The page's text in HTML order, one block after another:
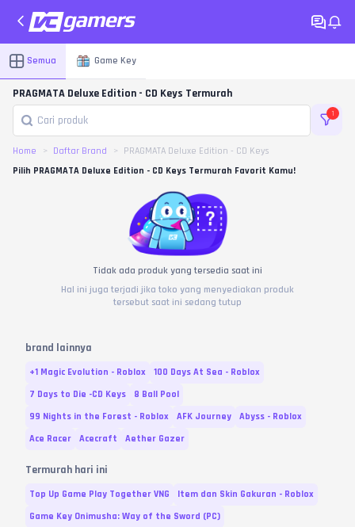
Semua Game Key
PRAGMATA Deluxe Edition - CD Keys Termurah
1
Home Daftar Brand
PRAGMATA Deluxe Edition - CD Keys
Pilih PRAGMATA Deluxe Edition - CD Keys Termurah Favorit Kamu!
Tidak ada produk yang tersedia saat ini
Hal ini juga terjadi jika toko yang menyediakan produk
tersebut saat ini sedang tutup
brand lainnya
+1 Magic Evolution - Roblox
100 Days At Sea - Roblox
7 Days to Die -CD Keys
8 Ball Pool
99 Nights in the Forest - Roblox
AFK Journey
Abyss - Roblox
Ace Racer
Acecraft Aether Gazer
Termurah hari ini
Top Up Game Play Together VNG
Item dan Skin Gakuran - Roblox
Game Key Onimusha: Way of the Sword (PC)